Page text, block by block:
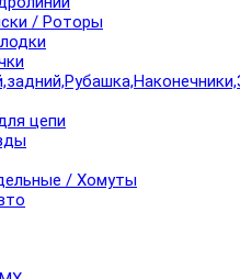
/ Роторы
цепи
/ Хомуты